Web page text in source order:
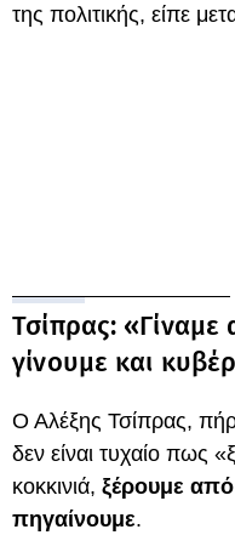
της πολιτικής, είπε
Τσίπρας: «Γίναμε
γίνουμε και
Ο Αλέξης Τσίπρας,
δεν είναι τυχαίο πως
κοκκινιά, ξέρουμε
πηγαίνουμε.